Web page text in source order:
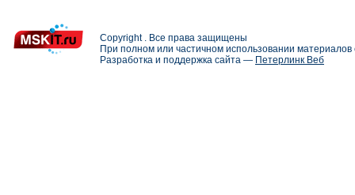
Copyright . Все права защищены
При полном или частичном использовании
Разработка и поддержка сайта — Петерлинк Веб